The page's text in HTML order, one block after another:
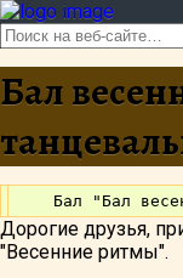
Бал
Дорогие друзья,
"Весенние ритмы".